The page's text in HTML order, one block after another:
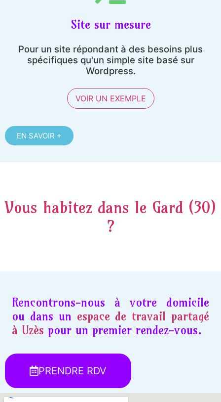
Site sur mesure
Pour un site répondant à des besoins plus
spécifiques qu'un simple site basé sur
Wordpress.
VOIR UN EXEMPLE
EN SAVOIR +
Vous habitez dans le Gard (30)
?
Rencontrons-nous à votre domicile
ou dans un espace de travail partagé
à Uzès pour un premier rendez-vous.
PRENDRE RDV